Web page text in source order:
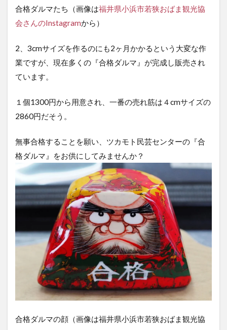
合格ダルマたち（画像は福井県小浜市若狭おばま観光協
会さんのInstagramから）
2、3cmサイズを作るのにも2ヶ月かかるという大変な作
業ですが、現在多くの『合格ダルマ』が完成し販売され
ています。
１個1300円から用意され、一番の売れ筋は４cmサイズの
2860円だそう。
無事合格することを願い、ツカモト民芸センターの『合
格ダルマ』をお供にしてみませんか？
合格ダルマの顔（画像は福井県小浜市若狭おばま観光協